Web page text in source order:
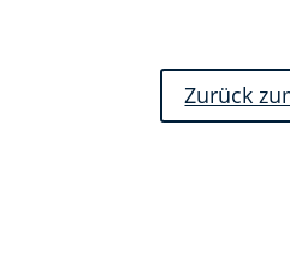
Zurück